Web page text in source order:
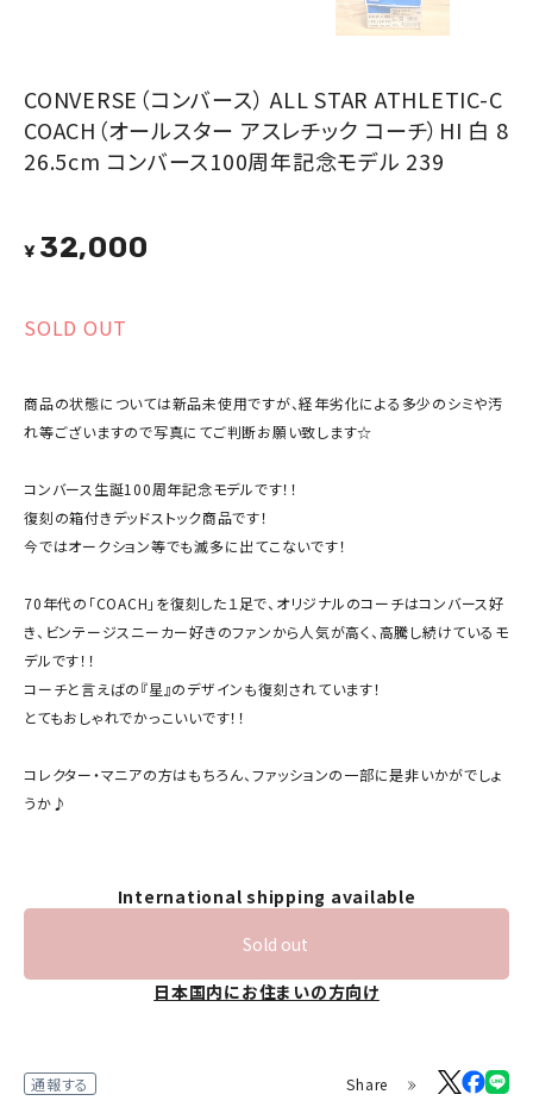
CONVERSE（コンバース） ALL STAR ATHLETIC-C
COACH（オールスター アスレチック コーチ）HI 白 8
26.5cm コンバース100周年記念モデル 239
¥ 32,000
SOLD OUT
商品の状態については新品未使用ですが、経年劣化による多少のシミや汚
れ等ございますので写真にてご判断お願い致します☆
コンバース生誕100周年記念モデルです！！
復刻の箱付きデッドストック商品です！
今ではオークション等でも滅多に出てこないです！
70年代の「COACH」を復刻した１足で、オリジナルのコーチはコンバース好
き、ビンテージスニーカー好きのファンから人気が高く、高騰し続けているモ
デルです！！
コーチと言えばの『星』のデザインも復刻されています！
とてもおしゃれでかっこいいです！！
コレクター・マニアの方はもちろん、ファッションの一部に是非いかがでしょ
うか♪
International shipping available
Sold out
日本国内にお住まいの方向け
通報する Share